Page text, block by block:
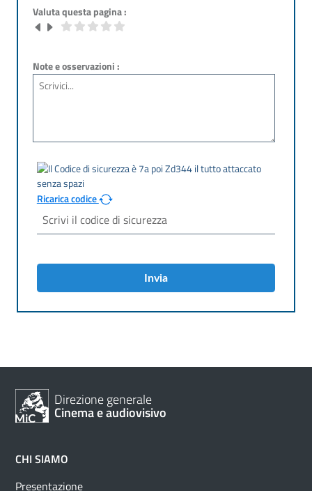
Valuta questa pagina :
Note e osservazioni :
Ricarica codice
Invia
Direzione generale
Cinema e audiovisivo
CHI SIAMO
Presentazione